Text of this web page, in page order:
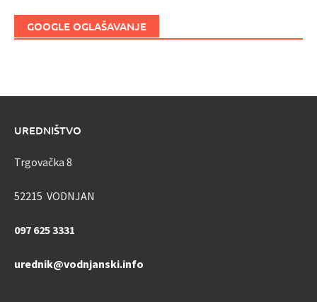
GOOGLE OGLAŠAVANJE
UREDNIŠTVO
Trgovačka 8
52215 VODNJAN
097 625 3331
urednik@vodnjanski.info